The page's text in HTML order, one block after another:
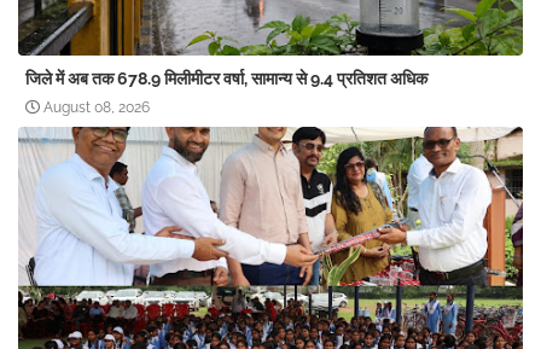
जिले में अब तक 678.9 मिलीमीटर वर्षा, सामान्य से 9.4 प्रतिशत अधिक
August 08, 2026